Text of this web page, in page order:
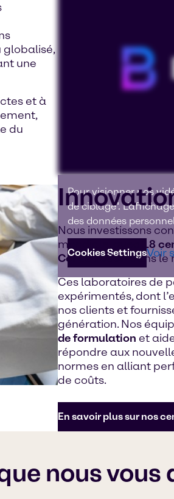
Pour visionner nos
de ciblage".
des données
Cookies SettingsVoir
globalisé,
une
et à
du
Nous investissons
mondiale, avec
18
Constructiondans le
Ces laboratoires de
expérimentés, dont
nos clients et
génération. Nos
de formulation et
répondre aux
normes en alliant
de coûts.
En savoir plus sur nos
nous